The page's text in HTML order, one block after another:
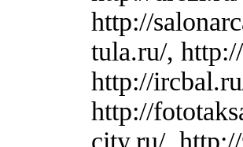
http://
tula.ru/,
http://
http://
city.ru/,